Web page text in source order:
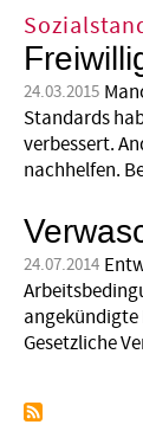
24.03.2015
Standards
verbessert.
nachhelfen.
24.07.2014
angekündigte
Gesetzliche